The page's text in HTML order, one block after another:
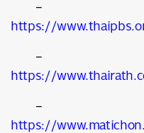
–
https://
–
https://
–
https://